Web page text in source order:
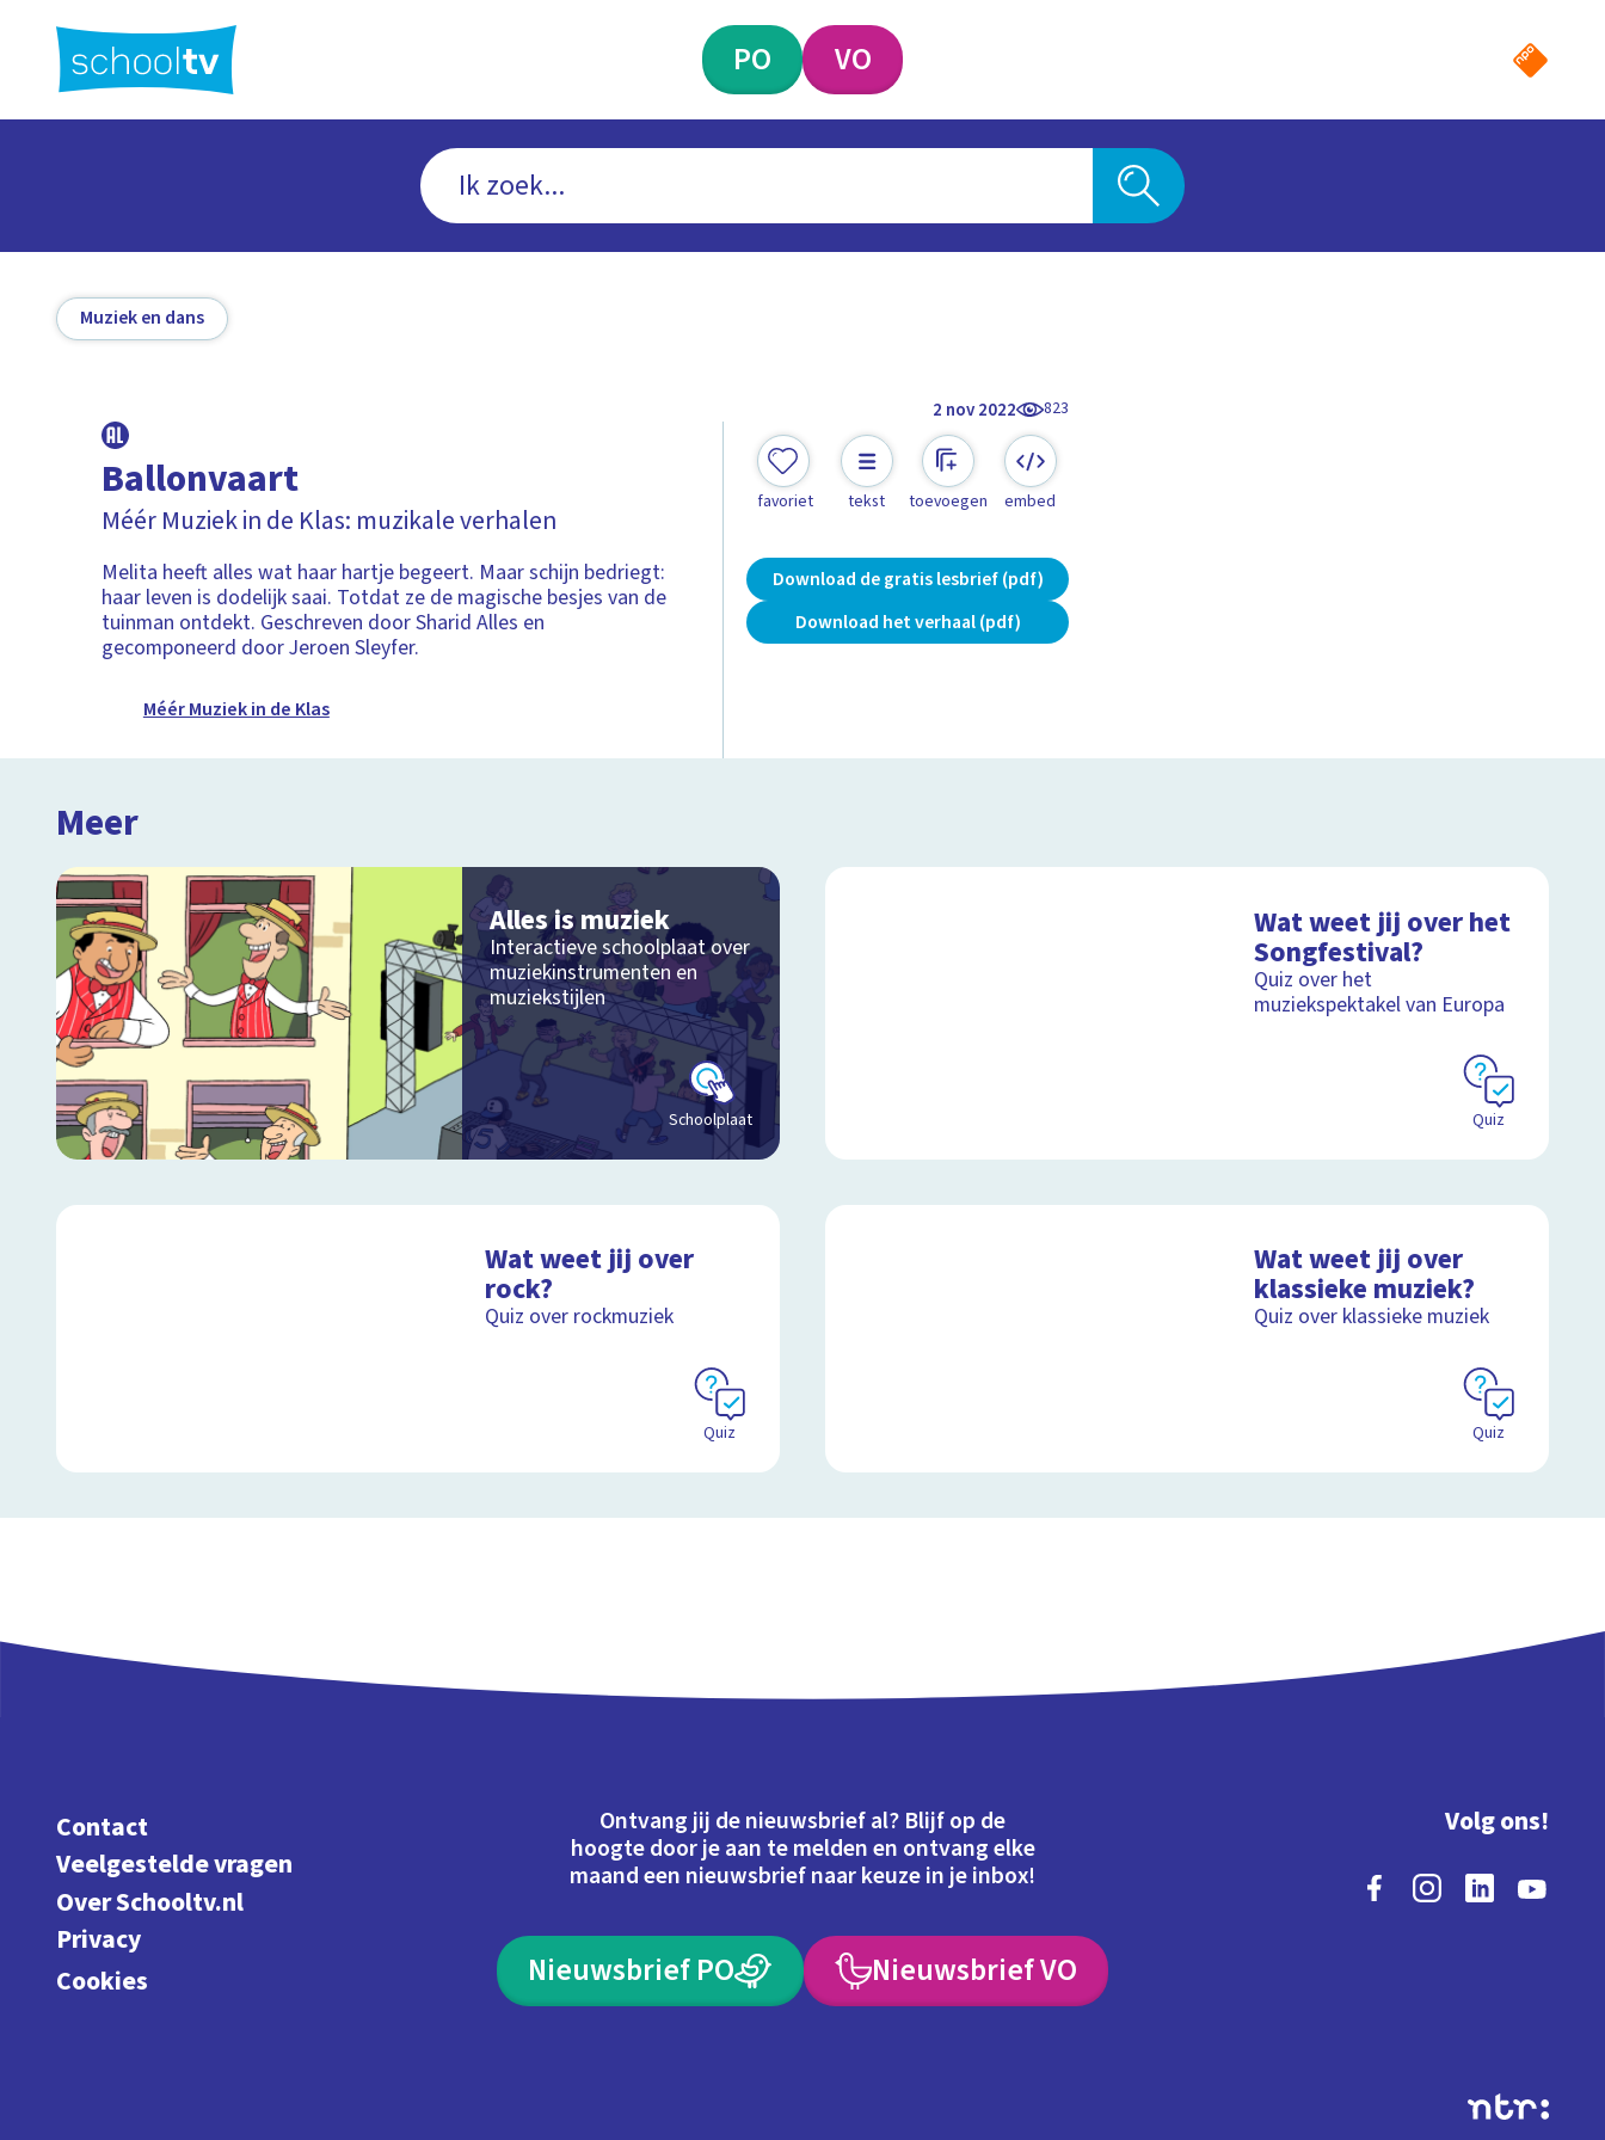
hoofdinhoud
PO VO
Muziek en dans
2 nov 2022 823
Ballonvaart
Méér Muziek in de Klas: muzikale verhalen
Melita heeft alles wat haar hartje begeert. Maar schijn bedriegt:
haar leven is dodelijk saai. Totdat ze de magische besjes van de
tuinman ontdekt. Geschreven door Sharid Alles en
gecomponeerd door Jeroen Sleyfer.
Méér Muziek in de Klas
favoriet tekst toevoegen embed
Download de gratis lesbrief (pdf)
Download het verhaal (pdf)
Meer
Alles is muziek
Interactieve schoolplaat over
muziekinstrumenten en
muziekstijlen
Schoolplaat
Wat weet jij over het
Songfestival?
Quiz over het
muziekspektakel van Europa
Quiz
Wat weet jij over
rock?
Quiz over rockmuziek
Quiz
Wat weet jij over
klassieke muziek?
Quiz over klassieke muziek
Quiz
Contact
Veelgestelde vragen
Over Schooltv.nl
Privacy
Cookies
Ontvang jij de nieuwsbrief al? Blijf op de
hoogte door je aan te melden en ontvang elke
maand een nieuwsbrief naar keuze in je inbox!
Nieuwsbrief PO Nieuwsbrief VO
Volg ons!